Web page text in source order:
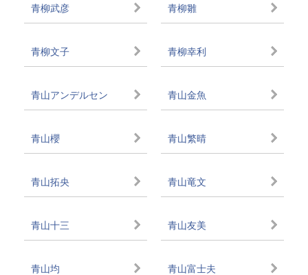
青柳武彦 青柳雛
青柳文子 青柳幸利
青山アンデルセン 青山金魚
青山櫻 青山繁晴
青山拓央 青山竜文
青山十三 青山友美
青山均 青山富士夫